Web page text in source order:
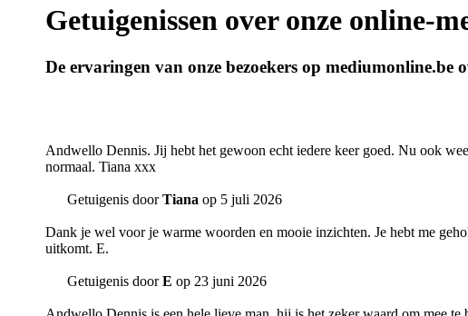
Getuigenissen over onze online-
De ervaringen van onze bezoekers op mediumonline.be
Andwello Dennis. Jij hebt het gewoon echt iedere keer goed. Nu ook
normaal. Tiana xxx
Getuigenis doorTiana op 5 juli 2026
Dank je wel voor je warme woorden en mooie inzichten. Je hebt me
uitkomt. E.
Getuigenis doorE op 23 juni 2026